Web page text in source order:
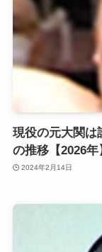
現役の元大関は
の推移【2026年
2024年2月14日